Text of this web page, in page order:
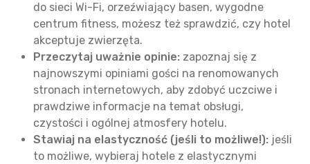
do sieci Wi-Fi, orzeźwiający basen, wygodne
centrum fitness, możesz też sprawdzić, czy hotel
akceptuje zwierzęta.
Przeczytaj uważnie opinie: zapoznaj się z
najnowszymi opiniami gości na renomowanych
stronach internetowych, aby zdobyć uczciwe i
prawdziwe informacje na temat obsługi,
czystości i ogólnej atmosfery hotelu.
Stawiaj na elastyczność (jeśli to możliwe!): jeśli
to możliwe, wybieraj hotele z elastycznymi